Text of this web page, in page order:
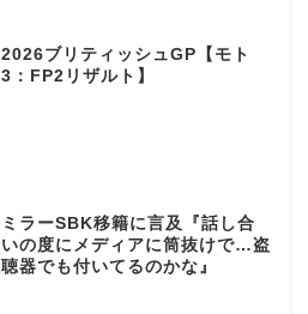
2026ブリティッシュGP【モト
3：FP2リザルト】
ミラーSBK移籍に言及『話し合
いの度にメディアに筒抜けで…盗
聴器でも付いてるのかな』